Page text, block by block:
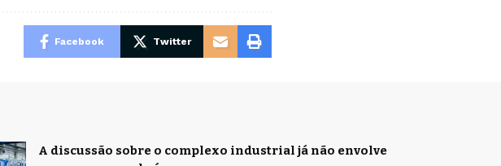
Facebook Twitter
A discussão sobre o complexo industrial já não envolve